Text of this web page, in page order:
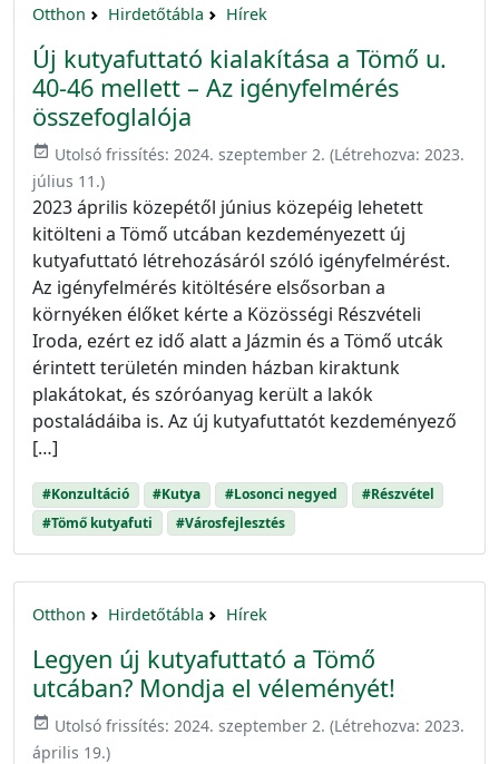
Otthon Hirdetőtábla Hírek
Új kutyafuttató kialakítása a Tömő u.
40-46 mellett – Az igényfelmérés
összefoglalója
event_available Utolsó frissítés: 2024. szeptember 2. (Létrehozva: 2023.
július 11.)
2023 április közepétől június közepéig lehetett
kitölteni a Tömő utcában kezdeményezett új
kutyafuttató létrehozásáról szóló igényfelmérést.
Az igényfelmérés kitöltésére elsősorban a
környéken élőket kérte a Közösségi Részvételi
Iroda, ezért ez idő alatt a Jázmin és a Tömő utcák
érintett területén minden házban kiraktunk
plakátokat, és szóróanyag került a lakók
postaládáiba is. Az új kutyafuttatót kezdeményező
[…]
#Konzultáció #Kutya #Losonci negyed
#Részvétel
#Tömő kutyafuti
#Városfejlesztés
Otthon Hirdetőtábla Hírek
Legyen új kutyafuttató a Tömő
utcában? Mondja el véleményét!
event_available Utolsó frissítés: 2024. szeptember 2. (Létrehozva: 2023.
április 19.)